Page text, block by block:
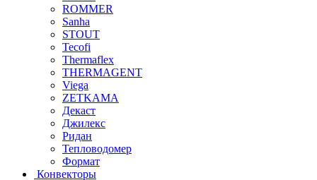
ROMMER
Sanha
STOUT
Tecofi
Thermaflex
THERMAGENT
Viega
ZETKAMA
Декаст
Джилекс
Ридан
Тепловодомер
Формат
Конвекторы